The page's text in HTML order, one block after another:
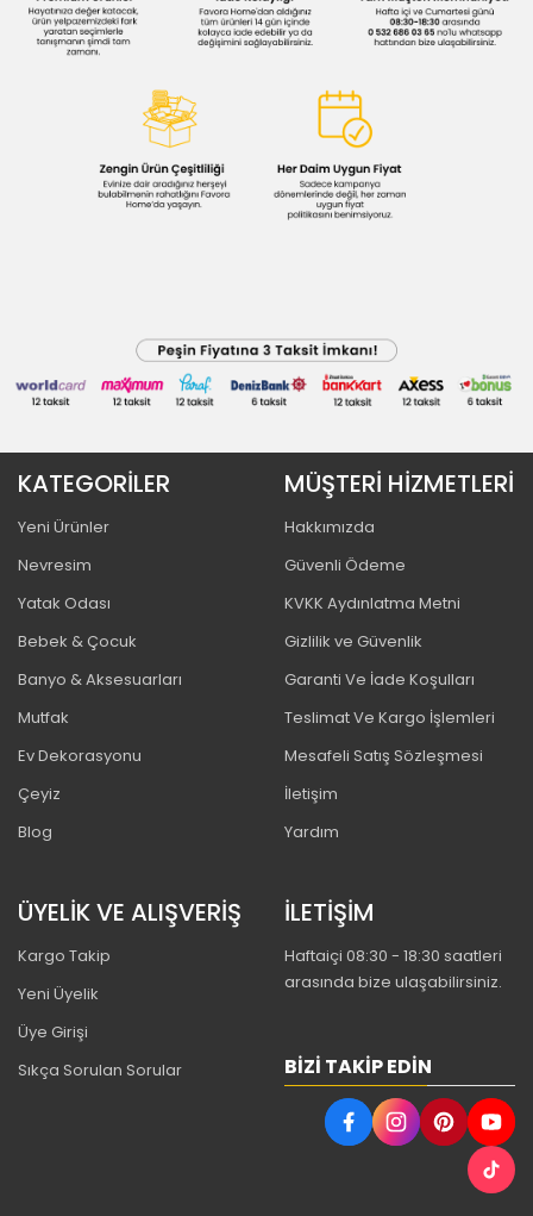
KATEGORİLER
Yeni Ürünler
Nevresim
Yatak Odası
Bebek & Çocuk
Banyo & Aksesuarları
Mutfak
Ev Dekorasyonu
Çeyiz
Blog
MÜŞTERİ HİZMETLERİ
Hakkımızda
Güvenli Ödeme
KVKK Aydınlatma Metni
Gizlilik ve Güvenlik
Garanti Ve İade Koşulları
Teslimat Ve Kargo İşlemleri
Mesafeli Satış Sözleşmesi
İletişim
Yardım
ÜYELİK VE ALIŞVERİŞ
Kargo Takip
Yeni Üyelik
Üye Girişi
Sıkça Sorulan Sorular
İLETİŞİM
Haftaiçi 08:30 - 18:30 saatleri
arasında bize ulaşabilirsiniz.
BIZI TAKIP EDIN